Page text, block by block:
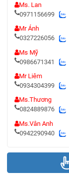
Ms. Lan
0971156699
Mr Ánh
0327226056
Ms Mỹ
0986671341
Mr Liêm
0934304399
Ms.Thương
0824889876
Ms.Vân Anh
0942290940